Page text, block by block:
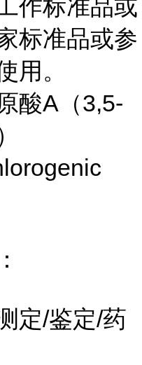
作标准品或
标准品或参
用。
酸A（3,5-
定/鉴定/药